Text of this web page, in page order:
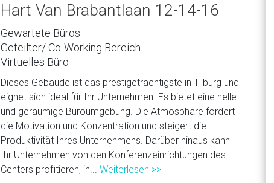
Hart Van Brabantlaan 12-14-16
Gewartete Büros
Geteilter/ Co-Working Bereich
Virtuelles Büro
Dieses Gebäude ist das prestigeträchtigste in Tilburg und
eignet sich ideal für Ihr Unternehmen. Es bietet eine helle
und geräumige Büroumgebung. Die Atmosphäre fördert
die Motivation und Konzentration und steigert die
Produktivität Ihres Unternehmens. Darüber hinaus kann
Ihr Unternehmen von den Konferenzeinrichtungen des
Centers profitieren, in...Weiterlesen >>